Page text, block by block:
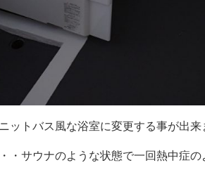
ットバス風な浴室に変更する事が出来
・サウナのような状態で一回熱中症